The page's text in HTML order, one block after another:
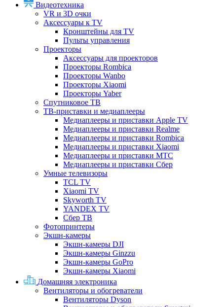
Видеотехника
VR и 3D очки
Аксессуары к TV
Кронштейны для TV
Пульты управления
Проекторы
Аксессуары для проекторов
Проекторы Rombica
Проекторы Wanbo
Проекторы Xiaomi
Проекторы Yaber
Спутниковое ТВ
ТВ-приставки и медиаплееры
Медиаплееры и приставки Apple TV
Медиаплееры и приставки Realme
Медиаплееры и приставки Rombica
Медиаплееры и приставки Xiaomi
Медиаплееры и приставки МТС
Медиаплееры и приставки Сбер
Умные телевизоры
TCL TV
Xiaomi TV
Skyworth TV
YANDEX TV
Сбер ТВ
Фотопринтеры
Экшн-камеры
Экшн-камеры DJI
Экшн-камеры Ginzzu
Экшн-камеры GoPro
Экшн-камеры Xiaomi
Домашняя электроника
Вентиляторы и обогреватели
Вентиляторы Dyson